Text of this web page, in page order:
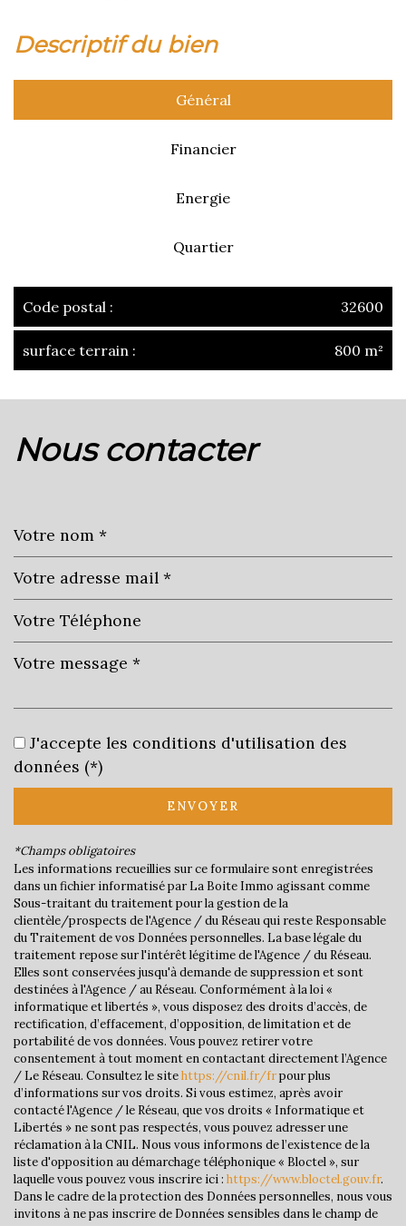
descriptif du bien
Général
Financier
Energie
Quartier
Code postal : 32600
surface terrain : 800 m²
+
Mairie
Nombre d'habitants
Propriétaires (vs. locataires)
54,90 %
Taxe habitation
17,16 %
Taxe foncière
39,44 %
Habitants de moins de 25 ans
30,61 %
Habitants de 25 à 55 ans
42,29 %
Habitants de plus de 55 ans
27,10 %
Nombre d'enfants par famille
0,97
Familles sans enfant
42,69 %
Familles avec 1 ou 2 enfants
50,23 %
Maisons
68,88 %
Appartements
31,12 %
Familles avec 3 enfants
6,04 %
nous contacter
J'accepte les conditions d'utilisation des
données (*)
ENVOYER
*Champs obligatoires
Les informations recueillies sur ce formulaire sont enregistrées
dans un fichier informatisé par La Boite Immo agissant comme
Sous-traitant du traitement pour la gestion de la
clientèle/prospects de l'Agence / du Réseau qui reste Responsable
du Traitement de vos Données personnelles. La base légale du
traitement repose sur l'intérêt légitime de l'Agence / du Réseau.
Elles sont conservées jusqu'à demande de suppression et sont
destinées à l'Agence / au Réseau. Conformément à la loi «
informatique et libertés », vous disposez des droits d’accès, de
rectification, d’effacement, d’opposition, de limitation et de
portabilité de vos données. Vous pouvez retirer votre
consentement à tout moment en contactant directement l’Agence
/ Le Réseau. Consultez le sitehttps://cnil.fr/frpour plus
d’informations sur vos droits. Si vous estimez, après avoir
contacté l'Agence / le Réseau, que vos droits « Informatique et
Libertés » ne sont pas respectés, vous pouvez adresser une
réclamation à la CNIL. Nous vous informons de l’existence de la
liste d'opposition au démarchage téléphonique « Bloctel », sur
laquelle vous pouvez vous inscrire ici : https://www.bloctel.gouv.fr.
Dans le cadre de la protection des Données personnelles, nous vous
invitons à ne pas inscrire de Données sensibles dans le champ de